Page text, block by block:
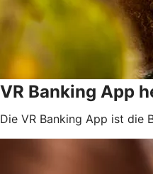
VR Banking App
Die VR Banking App ist die